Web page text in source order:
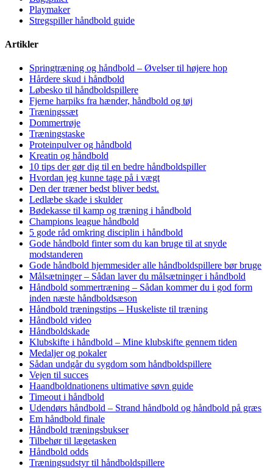
Playmaker
Stregspiller håndbold guide
Artikler
Springtræning og håndbold – Øvelser til højere hop
Hårdere skud i håndbold
Løbesko til håndboldspillere
Fjerne harpiks fra hænder, håndbold og tøj
Træningssæt
Dommertrøje
Træningstaske
Proteinpulver og håndbold
Kreatin og håndbold
10 tips der gør dig til en bedre håndboldspiller
Hvordan jeg kunne tage på i vægt
Den der træner bedst bliver bedst.
Ledlæbe skade i skulder
Bødekasse til kamp og træning i håndbold
Champions league håndbold
5 gode råd omkring disciplin i håndbold
Gode håndbold finter som du kan bruge til at snyde
modstanderen
Gode håndbold hjemmesider alle håndboldspillere bør bruge
Målsætninger – Sådan laver du målsætninger i håndbold
Håndbold sommertræning – Sådan kommer du i god form
inden næste håndboldsæson
Håndbold træningstips – Huskeliste til træning
Håndbold video
Håndboldskade
Klubskifte i håndbold – Mine klubskifte gennem tiden
Medaljer og pokaler
Sådan undgår du sygdom som håndboldspillere
Vejen til succes
Haandboldnationens ultimative søvn guide
Timeout i håndbold
Udendørs håndbold – Strand håndbold og håndbold på græs
Em håndbold finale
Håndbold træningsbukser
Tilbehør til lægetasken
Håndbold odds
Træningsudstyr til håndboldspillere